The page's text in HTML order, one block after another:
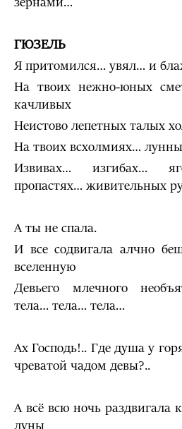
ГЮЗЕЛЬ
Я притомился… увял… и
На твоих нежно-юных
качливых
Неистово лепетных талых
На твоих всхолмиях…
Извивах… изгибах…
пропастях… живительных
А ты не спала.
И все содвигала алчно
вселенную
Девьего млечного
тела… тела… тела…
Ах Господь!.. Где душа у
чреватой чадом девы?..
А всё всю ночь
луны